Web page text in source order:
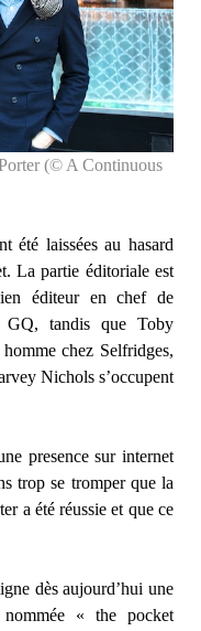
(© A Continuous
été laissées au hasard
La partie éditoriale est
éditeur en chef de
tandis que Toby
chez Selfridges,
Nichols s’occupent
presence sur internet
trop se tromper que la
a été réussie et que ce
dès aujourd’hui une
nommée « the pocket